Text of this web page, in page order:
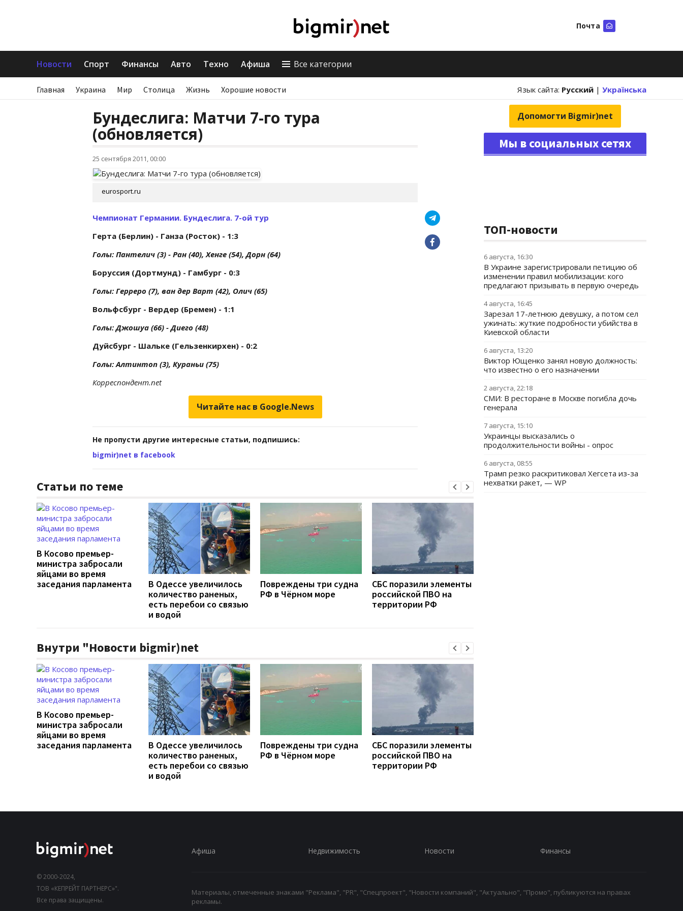
Почта
Новости Спорт Финансы Авто Техно Афиша Все категории
Главная Украина Мир Столица Жизнь Хорошие новости Язык сайта: Русский | Українська
Бундеслига: Матчи 7-го тура
(обновляется)
25 сентября 2011, 00:00
eurosport.ru
Чемпионат Германии. Бундеслига. 7-ой тур
Герта (Берлин) - Ганза (Росток) - 1:3
Голы: Пантелич (3) - Ран (40), Хенге (54), Дорн (64)
Боруссия (Дортмунд) - Гамбург - 0:3
Голы: Герреро (7), ван дер Варт (42), Олич (65)
Вольфсбург - Вердер (Бремен) - 1:1
Голы: Джошуа (66) - Диего (48)
Дуйсбург - Шальке (Гельзенкирхен) - 0:2
Голы: Алтинтоп (3), Кураньи (75)
Корреспондент.net
Читайте нас в Google.News
Не пропусти другие интересные статьи, подпишись:
bigmir)net в facebook
Статьи по теме
В Косово премьер-
министра забросали
яйцами во время
заседания парламента
В Одессе увеличилось
количество раненых,
есть перебои со связью
и водой
Повреждены три судна
РФ в Чёрном море
СБС поразили элементы
российской ПВО на
территории РФ
Внутри "Новости bigmir)net
В Косово премьер-
министра забросали
яйцами во время
заседания парламента
В Одессе увеличилось
количество раненых,
есть перебои со связью
и водой
Повреждены три судна
РФ в Чёрном море
СБС поразили элементы
российской ПВО на
территории РФ
Допомогти Bigmir)net
Мы в социальных сетях
ТОП-новости
6 августа, 16:30
В Украине зарегистрировали петицию об
изменении правил мобилизации: кого
предлагают призывать в первую очередь
4 августа, 16:45
Зарезал 17-летнюю девушку, а потом сел
ужинать: жуткие подробности убийства в
Киевской области
6 августа, 13:20
Виктор Ющенко занял новую должность:
что известно о его назначении
2 августа, 22:18
СМИ: В ресторане в Москве погибла дочь
генерала
7 августа, 15:10
Украинцы высказались о
продолжительности войны - опрос
6 августа, 08:55
Трамп резко раскритиковал Хегсета из-за
нехватки ракет, — WP
© 2000-2024,
ТОВ «КЕПРЕЙТ ПАРТНЕРС»".
Все права защищены.
Афиша Недвижимость Новости Финансы
Материалы, отмеченные знаками "Реклама", "PR", "Спецпроект", "Новости компаний", "Актуально", "Промо", публикуются на правах
рекламы.